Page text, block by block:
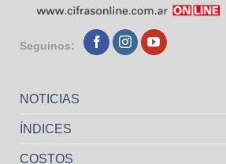
Seguinos:
NOTICIAS
ÍNDICES
COSTOS